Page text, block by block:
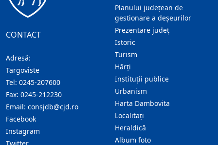
CONTACT
Adresă:
Targoviste
Tel: 0245-207600
Fax: 0245-212230
Email: consjdb@cjd.ro
Facebook
Instagram
Planului județean de
gestionare a deșeurilor
Prezentare judeţ
Istoric
Turism
Hărţi
Instituţii publice
Urbanism
Harta Dambovita
Localitaţi
Heraldică
Album foto